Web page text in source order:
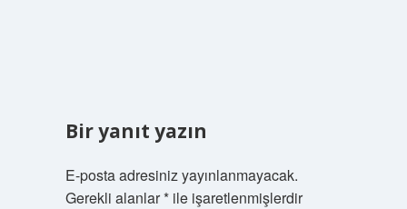
Bir yanıt yazın
E-posta adresiniz yayınlanmayacak.
Gerekli alanlar*ile işaretlenmişlerdir